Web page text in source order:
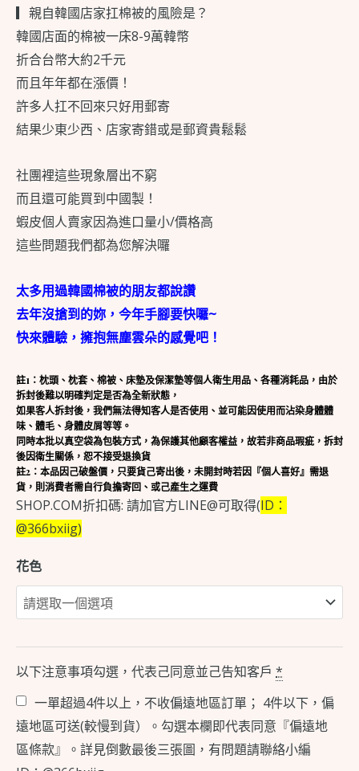
▎親自韓國店家扛棉被的風險是？
韓國店面的棉被一床8-9萬韓幣
折合台幣大約2千元
而且年年都在漲價！
許多人扛不回來只好用郵寄
結果少東少西、店家寄錯或是郵資貴鬆鬆
社團裡這些現象層出不窮
而且還可能買到中國製！
蝦皮個人賣家因為進口量小/價格高
這些問題我們都為您解決囉
太多用過韓國棉被的朋友都說讚
去年沒搶到的妳，今年手腳要快囉~
快來體驗，擁抱無塵雲朵的感覺吧！
註1：枕頭、枕套、棉被、床墊及保潔墊等個人衛生用品、各種消耗品，由於
拆封後難以明確判定是否為全新狀態，
如果客人拆封後，我們無法得知客人是否使用、並可能因使用而沾染身體體
味、體毛、身體皮屑等等。
同時本批以真空袋為包裝方式， 為保護其他顧客權益，故若非商品瑕疵，拆封
後因衛生關係，恕不接受退換貨
註2：本品因己破盤價，只要貨己寄出後，未開封時若因『個人喜好』需退
貨，則消費者需自行負擔寄回、或己產生之運費
SHOP.COM折扣碼: 請加官方LINE@可取得(ID：
@366bxiig)
花色
以下注意事項勾選，代表己同意並己告知客戶 *
一單超過4件以上，不收偏遠地區訂單； 4件以下，偏
遠地區可送(較慢到貨）。勾選本欄即代表同意『偏遠地
區條款』。詳見倒數最後三張圖，有問題請聯絡小編